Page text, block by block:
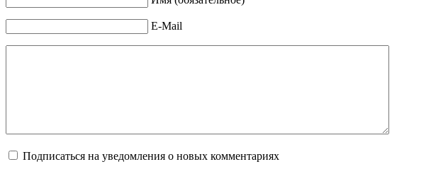
E-Mail
Подписаться на уведомления о новых комментариях